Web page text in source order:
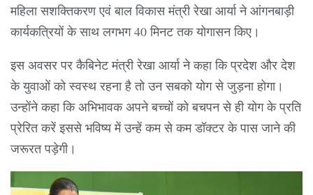
महिला सशक्तिकरण एवं बाल विकास मंत्री रेखा आर्या ने आंगनबाड़ी
कार्यकत्रियों के साथ लगभग 40 मिनट तक योगासन किए।
इस अवसर पर कैबिनेट मंत्री रेखा आर्या ने कहा कि प्रदेश और देश
के युवाओं को स्वस्थ रहना है तो उन सबको योग से जुड़ना होगा।
उन्होंने कहा कि अभिभावक अपने बच्चों को बचपन से ही योग के प्रति
प्रेरित करें इससे भविष्य में उन्हें कम से कम डॉक्टर के पास जाने की
जरूरत पड़ेगी।